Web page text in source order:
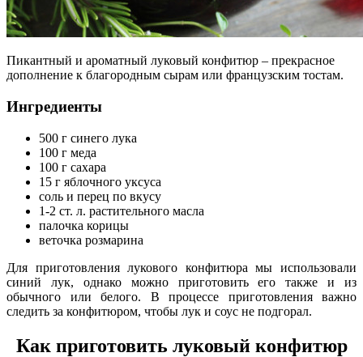
Пикантный и ароматный луковый конфитюр – прекрасное
дополнение к благородным сырам или французским тостам.
Ингредиенты
500 г синего лука
100 г меда
100 г сахара
15 г яблочного уксуса
соль и перец по вкусу
1-2 ст. л. растительного масла
палочка корицы
веточка розмарина
Для приготовления лукового конфитюра мы использовали
синий лук, однако можно приготовить его также и из
обычного или белого. В процессе приготовления важно
следить за конфитюром, чтобы лук и соус не подгорал.
Как приготовить луковый конфитюр